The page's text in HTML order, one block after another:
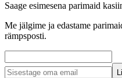
Saage esimesena parimaid
Me jälgime ja edastame
rämpsposti.